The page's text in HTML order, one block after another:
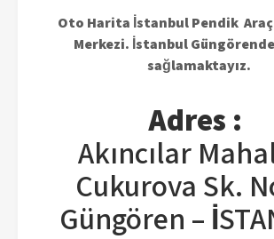
Oto Harita İstanbul Pendik
Merkezi. İstanbul
sağlamaktayız.
Adres :
Akıncılar
Çukurova Sk.
Güngören –